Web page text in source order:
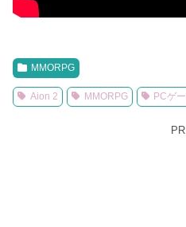
MMORPG
Aion 2 MMORPG PCゲ
PR